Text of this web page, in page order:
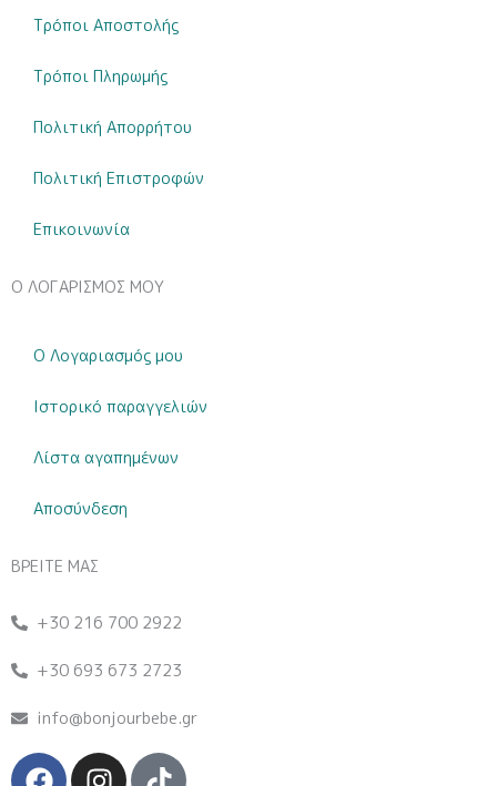
Τρόποι Αποστολής
Τρόποι Πληρωμής
Πολιτική Απορρήτου
Πολιτική Επιστροφών
Επικοινωνία
Ο ΛΟΓΑΡΙΣΜΟΣ ΜΟΥ
Ο Λογαριασμός μου
Ιστορικό παραγγελιών
Λίστα αγαπημένων
Αποσύνδεση
ΒΡΕΙΤΕ ΜΑΣ
+30 216 700 2922
+30 693 673 2723
info@bonjourbebe.gr
F I T